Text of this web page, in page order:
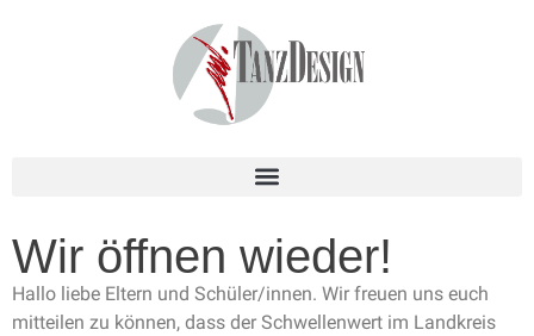
Wir öffnen wieder!
Hallo liebe Eltern und Schüler/innen. Wir freuen uns euch
mitteilen zu können, dass der Schwellenwert im Landkreis